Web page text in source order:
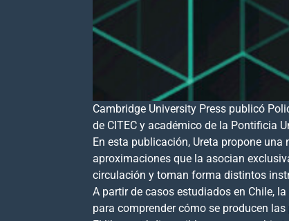
Cambridge University Press publicó
de CITEC y académico de la Pontificia
En esta publicación, Ureta propone
aproximaciones que la asocian
circulación y toman forma distintos
A partir de casos estudiados en Chile,
para comprender cómo se producen